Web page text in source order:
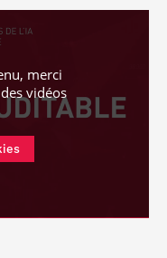
merci
des vidéos